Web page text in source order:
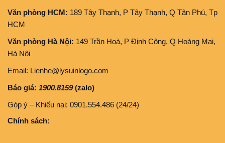
Văn phòng HCM: 189 Tây Thạnh, P Tây Thạnh, Q Tân Phú, Tp
HCM
Văn phòng Hà Nội: 149 Trần Hoà, P Định Công, Q Hoàng Mai,
Hà Nội
Email: Lienhe@lysuinlogo.com
Báo giá: 1900.8159(zalo)
Góp ý – Khiếu nại: 0901.554.486 (24/24)
Chính sách: